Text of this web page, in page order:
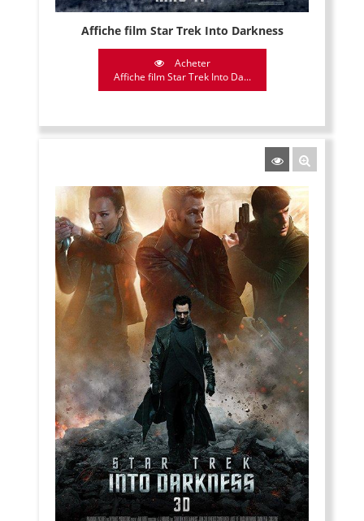
Affiche film Star Trek Into Darkness
Acheter
Affiche film Star Trek Into Da...